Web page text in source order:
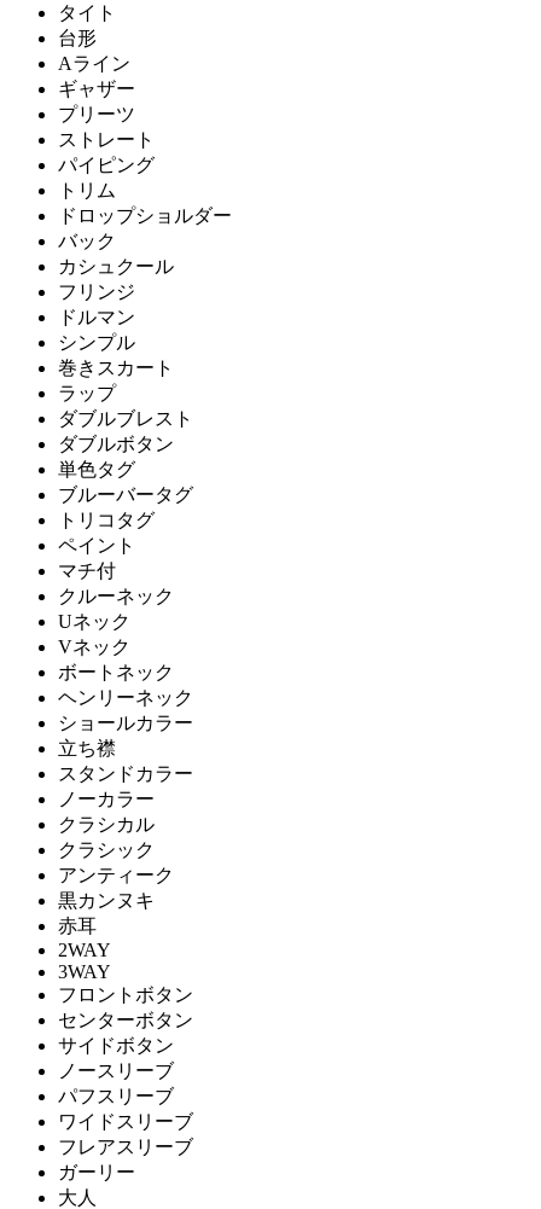
タイト
台形
Aライン
ギャザー
プリーツ
ストレート
パイピング
トリム
ドロップショルダー
バック
カシュクール
フリンジ
ドルマン
シンプル
巻きスカート
ラップ
ダブルブレスト
ダブルボタン
単色タグ
ブルーバータグ
トリコタグ
ペイント
マチ付
クルーネック
Uネック
Vネック
ボートネック
ヘンリーネック
ショールカラー
立ち襟
スタンドカラー
ノーカラー
クラシカル
クラシック
アンティーク
黒カンヌキ
赤耳
2WAY
3WAY
フロントボタン
センターボタン
サイドボタン
ノースリーブ
パフスリーブ
ワイドスリーブ
フレアスリーブ
ガーリー
大人